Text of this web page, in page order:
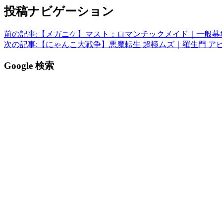
投稿ナビゲーション
前の記事: 【メガニケ】マスト：ロマンチックメイド｜一般募
次の記事: 【にゃんこ大戦争】悪魔転生 超極ムズ｜羅生門 ア
Google 検索